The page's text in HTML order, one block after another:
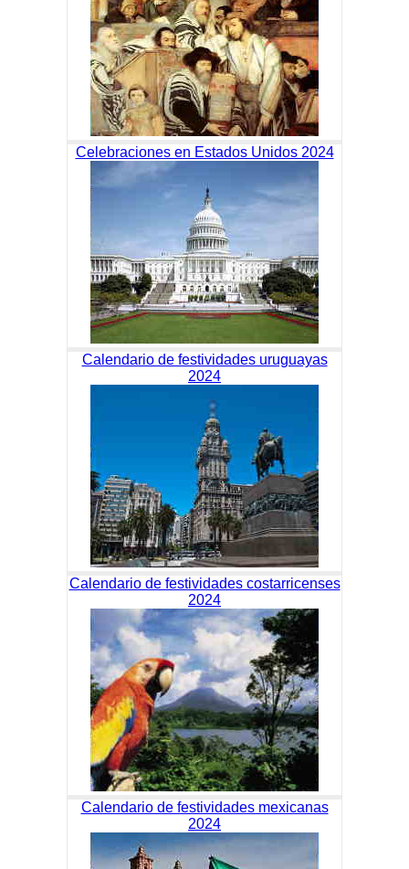
Celebraciones en Estados Unidos 2024
Calendario de festividades uruguayas
2024
Calendario de festividades costarricenses
2024
Calendario de festividades mexicanas
2024